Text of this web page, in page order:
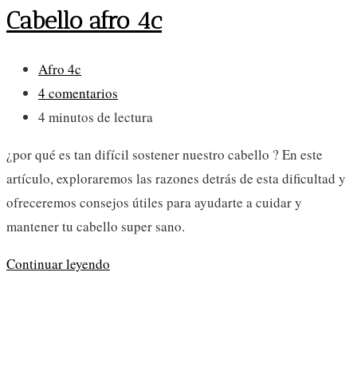
Cabello afro 4c
Categoría
de
la
Afro 4c
Comentarios
de
entrada:
4 comentarios
Tiempo
lectura:
4 minutos de lectura
¿por qué es tan difícil sostener nuestro cabello ? En este
artículo, exploraremos las razones detrás de esta dificultad y
ofreceremos consejos útiles para ayudarte a cuidar y
mantener tu cabello super sano.
Continuar leyendo